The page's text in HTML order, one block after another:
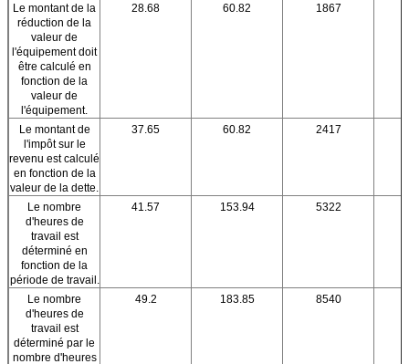
Le montant de la
réduction de la
valeur de
l'équipement doit
être calculé en
fonction de la
valeur de
l'équipement.
28.68 60.82 1867
Le montant de
l'impôt sur le
revenu est calculé
en fonction de la
valeur de la dette.
37.65 60.82 2417
Le nombre
d'heures de
travail est
déterminé en
fonction de la
période de travail.
41.57 153.94 5322
Le nombre
d'heures de
travail est
déterminé par le
nombre d'heures
49.2 183.85 8540